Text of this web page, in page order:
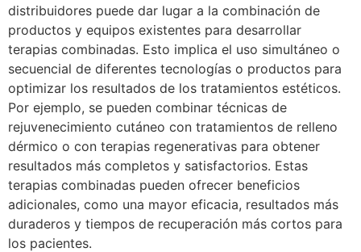
distribuidores puede dar lugar a la combinación de
productos y equipos existentes para desarrollar
terapias combinadas. Esto implica el uso simultáneo o
secuencial de diferentes tecnologías o productos para
optimizar los resultados de los tratamientos estéticos.
Por ejemplo, se pueden combinar técnicas de
rejuvenecimiento cutáneo con tratamientos de relleno
dérmico o con terapias regenerativas para obtener
resultados más completos y satisfactorios. Estas
terapias combinadas pueden ofrecer beneficios
adicionales, como una mayor eficacia, resultados más
duraderos y tiempos de recuperación más cortos para
los pacientes.